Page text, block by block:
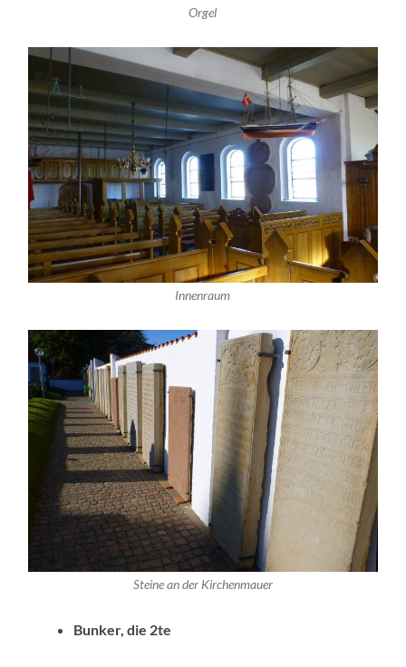
Orgel
Innenraum
Steine an der Kirchenmauer
Bunker, die 2te